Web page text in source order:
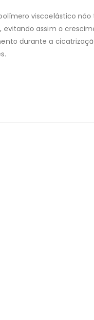
viscoelástico
evitando assim o
durante a